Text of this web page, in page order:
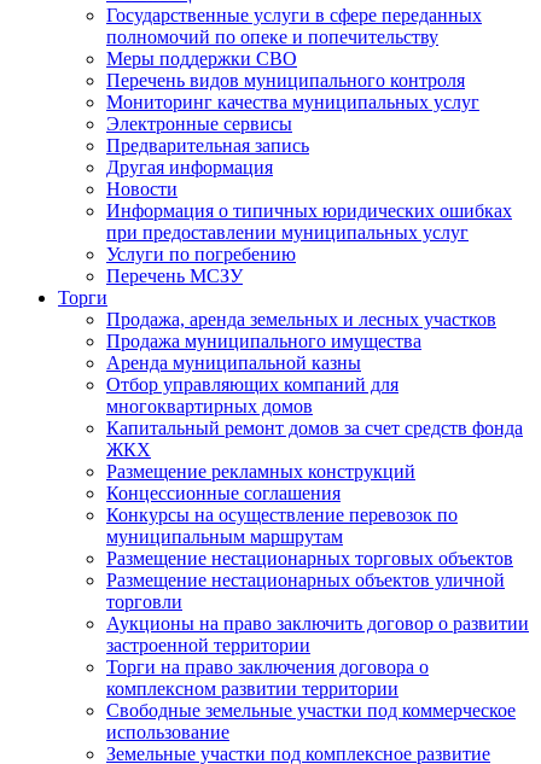
Государственные услуги в сфере переданных
полномочий по опеке и попечительству
Меры поддержки СВО
Перечень видов муниципального контроля
Мониторинг качества муниципальных услуг
Электронные сервисы
Предварительная запись
Другая информация
Новости
Информация о типичных юридических ошибках
при предоставлении муниципальных услуг
Услуги по погребению
Перечень МСЗУ
Торги
Продажа, аренда земельных и лесных участков
Продажа муниципального имущества
Аренда муниципальной казны
Отбор управляющих компаний для
многоквартирных домов
Капитальный ремонт домов за счет средств фонда
ЖКХ
Размещение рекламных конструкций
Концессионные соглашения
Конкурсы на осуществление перевозок по
муниципальным маршрутам
Размещение нестационарных торговых объектов
Размещение нестационарных объектов уличной
торговли
Аукционы на право заключить договор о развитии
застроенной территории
Торги на право заключения договора о
комплексном развитии территории
Свободные земельные участки под коммерческое
использование
Земельные участки под комплексное развитие